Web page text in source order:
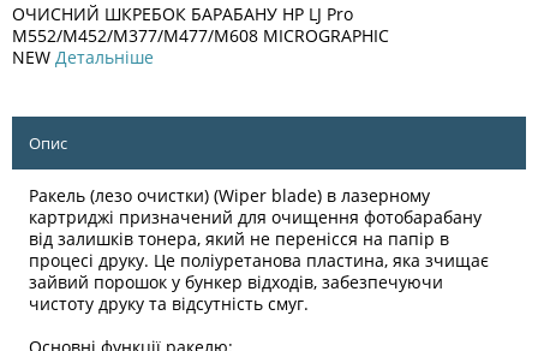
ОЧИСНИЙ ШКРЕБОК БАРАБАНУ HP LJ Pro
M552/M452/M377/M477/M608 MICROGRAPHIC
NEW Детальніше
Опис
Ракель (лезо очистки) (Wiper blade) в лазерному
картриджі призначений для очищення фотобарабану
від залишків тонера, який не перенісся на папір в
процесі друку. Це поліуретанова пластина, яка зчищає
зайвий порошок у бункер відходів, забезпечуючи
чистоту друку та відсутність смуг.
Основні функції ракелю: